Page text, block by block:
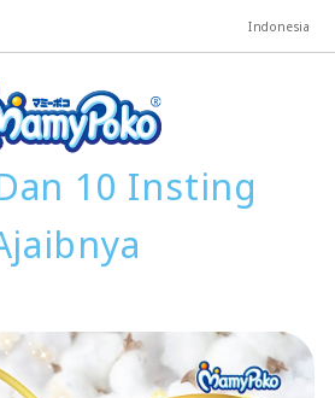
Indonesia
10 Insting